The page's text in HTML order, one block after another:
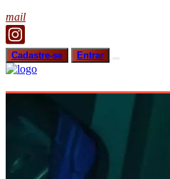
mail
Cadastre-se Entrar